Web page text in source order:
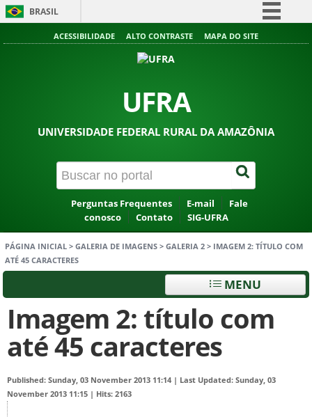
BRASIL
Simplifique!
Acesso à informação
ACESSIBILIDADE ALTO CONTRASTE MAPA DO SITE
UFRA
UNIVERSIDADE FEDERAL RURAL DA AMAZÔNIA
Perguntas Frequentes E-mail
Fale
conosco
Contato SIG-UFRA
PÁGINA INICIAL > GALERIA DE IMAGENS > GALERIA 2 > IMAGEM 2: TÍTULO COM
ATÉ 45 CARACTERES
MENU
Imagem 2: título com
até 45 caracteres
Published: Sunday, 03 November 2013 11:14 | Last Updated: Sunday, 03
November 2013 11:15 | Hits: 2163